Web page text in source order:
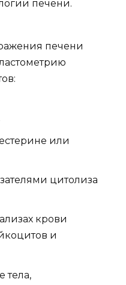
печени.
печени
или
цитолиза
крови
и
тела,